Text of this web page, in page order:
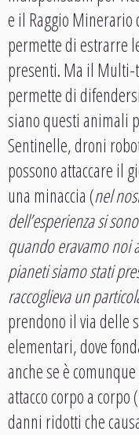
e il Raggio Minerario
permette di estrarre
presenti. Ma il Multi-
permette di
siano questi animali
Sentinelle, droni
possono attaccare il
una minaccia (nel
dell’esperienza si
quando eravamo noi
pianeti siamo stati
raccoglieva un
prendono il via delle
elementari, dove
anche se è
attacco corpo a
danni ridotti che